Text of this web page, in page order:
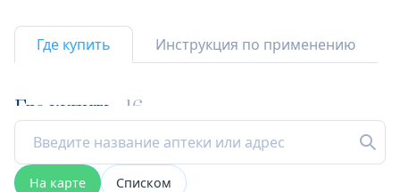
Где купить Инструкция по применению
Где купить 16
На карте Списком